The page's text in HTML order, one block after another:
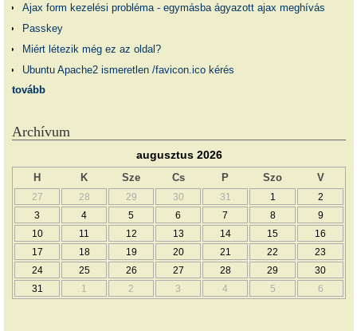
Ajax form kezelési probléma - egymásba ágyazott ajax meghívás
Passkey
Miért létezik még ez az oldal?
Ubuntu Apache2 ismeretlen /favicon.ico kérés
tovább
Archívum
augusztus 2026
H K Sze Cs P Szo V
27 28 29 30 31 1
2
3
4 5 6 7 8
9
10
11 12 13 14 15
16
17
18 19 20 21 22
23
24
25 26 27 28 29
30
31
1 2 3 4 5 6